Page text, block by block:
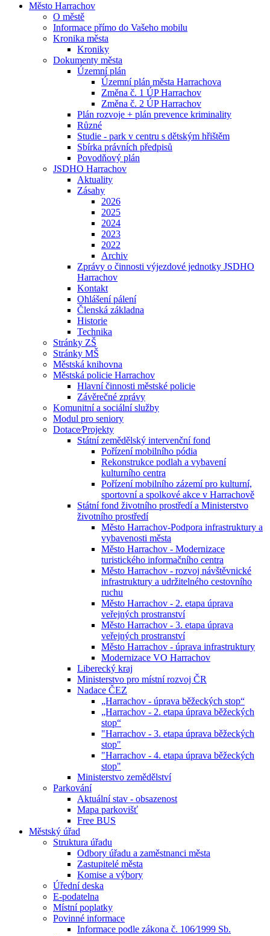
Město Harrachov
O městě
Informace přímo do Vašeho mobilu
Kronika města
Kroniky
Dokumenty města
Územní plán
Územní plán města Harrachova
Změna č. 1 ÚP Harrachov
Změna č. 2 ÚP Harrachov
Plán rozvoje + plán prevence kriminality
Různé
Studie - park v centru s dětským hřištěm
Sbírka právních předpisů
Povodňový plán
JSDHO Harrachov
Aktuality
Zásahy
2026
2025
2024
2023
2022
Archiv
Zprávy o činnosti výjezdové jednotky JSDHO
Harrachov
Kontakt
Ohlášení pálení
Členská základna
Historie
Technika
Stránky ZŠ
Stránky MŠ
Městská knihovna
Městská policie Harrachov
Hlavní činnosti městské policie
Závěrečné zprávy
Komunitní a sociální služby
Modul pro seniory
Dotace⁄Projekty
Státní zemědělský intervenční fond
Pořízení mobilního pódia
Rekonstrukce podlah a vybavení
kulturního centra
Pořízení mobilního zázemí pro kulturní,
sportovní a spolkové akce v Harrachově
Státní fond životního prostředí a Ministerstvo
životního prostředí
Město Harrachov-Podpora infrastruktury a
vybavenosti města
Město Harrachov - Modernizace
turistického informačního centra
Město Harrachov - rozvoj návštěvnické
infrastruktury a udržitelného cestovního
ruchu
Město Harrachov - 2. etapa úprava
veřejných prostranství
Město Harrachov - 3. etapa úprava
veřejných prostranství
Město Harrachov - úprava infrastruktury
Modernizace VO Harrachov
Liberecký kraj
Ministerstvo pro místní rozvoj ČR
Nadace ČEZ
„Harrachov - úprava běžeckých stop“
„Harrachov - 2. etapa úprava běžeckých
stop“
"Harrachov - 3. etapa úprava běžeckých
stop"
"Harrachov - 4. etapa úprava běžeckých
stop"
Ministerstvo zemědělství
Parkování
Aktuální stav - obsazenost
Mapa parkovišť
Free BUS
Městský úřad
Struktura úřadu
Odbory úřadu a zaměstnanci města
Zastupitelé města
Komise a výbory
Úřední deska
E-podatelna
Místní poplatky
Povinné informace
Informace podle zákona č. 106⁄1999 Sb.